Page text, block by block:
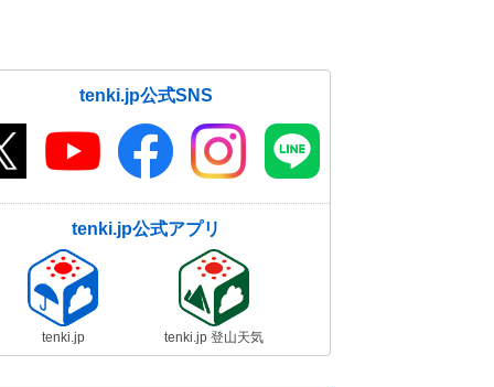
tenki.jp公式SNS
tenki.jp公式アプリ
tenki.jp tenki.jp 登山天気